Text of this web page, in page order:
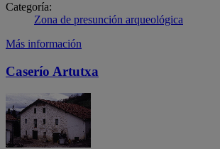
Categoría:
Zona de presunción arqueológica
Más información
Caserío Artutxa